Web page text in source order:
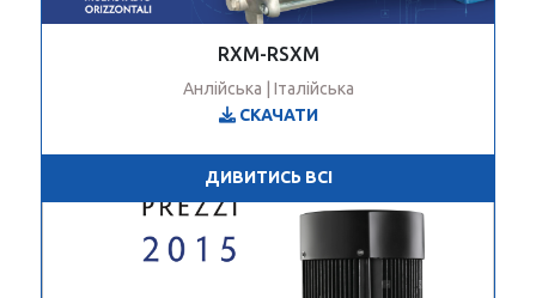
RXM-RSXM
Анлійська | Італійська
СКАЧАТИ
ДИВИТИСЬ ВСІ